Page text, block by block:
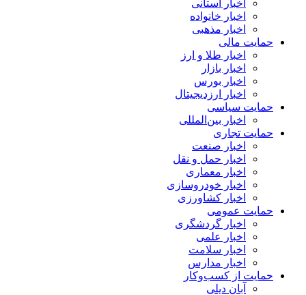
اخبار استانی
اخبار خانواده
اخبار مذهبی
حمایت مالی
اخبار طلا و ارز
اخبار بازار
اخبار بورس
اخبار ارزدیجیتال
حمایت سیاسی
اخبار بین‌المللی
حمایت تجاری
اخبار صنعت
اخبار حمل و نقل
اخبار معماری
اخبار خودروسازی
اخبار کشاورزی
حمایت عمومی
اخبار گردشگری
اخبار علمی
اخبار سلامت
اخبار مدارس
حمایت از کسب‌وکار
آبان دیلی